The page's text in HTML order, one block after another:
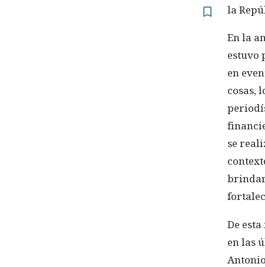
la
En la
estuvo
en
cosas,
se
De
en las